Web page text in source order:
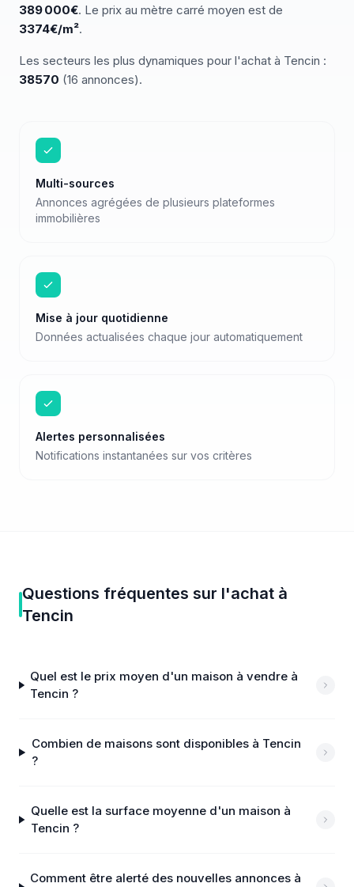
389 000€. Le prix au mètre carré moyen est de
3374€/m².
Les secteurs les plus dynamiques pour l'achat à Tencin :
38570 (16 annonces).
Multi-sources
Annonces agrégées de plusieurs plateformes
immobilières
Mise à jour quotidienne
Données actualisées chaque jour automatiquement
Alertes personnalisées
Notifications instantanées sur vos critères
Questions fréquentes sur l'achatà
Tencin
Quel est le prix moyen d'un maison à vendre à
Tencin ?
Combien de maisons sont disponibles à Tencin
?
Quelle est la surface moyenne d'un maison à
Tencin ?
Comment être alerté des nouvelles annonces à